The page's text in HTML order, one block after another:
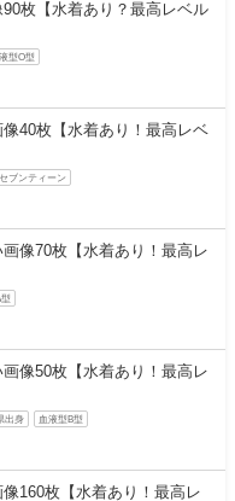
枚【水着あり？最高レベル
型O型
像40枚【水着あり！最高レベ
セブンティーン
像70枚【水着あり！最高レ
像50枚【水着あり！最高レ
出身 血液型B型
160枚【水着あり！最高レ